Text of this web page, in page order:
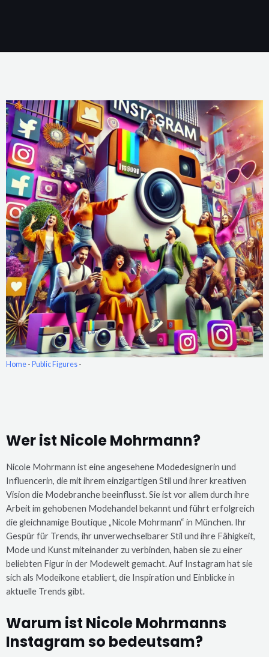
Home - Public Figures -
Wer ist Nicole Mohrmann?
Nicole Mohrmann ist eine angesehene Modedesignerin und
Influencerin, die mit ihrem einzigartigen Stil und ihrer kreativen
Vision die Modebranche beeinflusst. Sie ist vor allem durch ihre
Arbeit im gehobenen Modehandel bekannt und führt erfolgreich
die gleichnamige Boutique „Nicole Mohrmann“ in München. Ihr
Gespür für Trends, ihr unverwechselbarer Stil und ihre Fähigkeit,
Mode und Kunst miteinander zu verbinden, haben sie zu einer
beliebten Figur in der Modewelt gemacht. Auf Instagram hat sie
sich als Modeikone etabliert, die Inspiration und Einblicke in
aktuelle Trends gibt.
Warum ist Nicole Mohrmanns
Instagram so bedeutsam?